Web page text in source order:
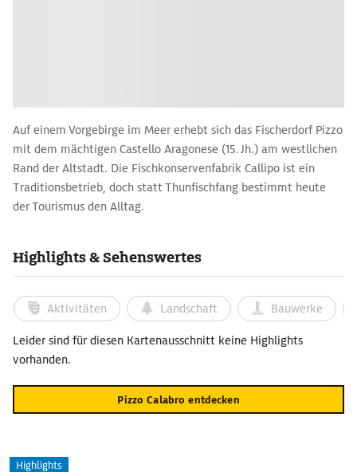
Auf einem Vorgebirge im Meer erhebt sich das Fischerdorf Pizzo
mit dem mächtigen Castello Aragonese (15. Jh.) am westlichen
Rand der Altstadt. Die Fischkonservenfabrik Callipo ist ein
Traditionsbetrieb, doch statt Thunfischfang bestimmt heute
der Tourismus den Alltag.
eine schokoladige Eisspezialität, die in der Gelateria Ercole
wie die französische Herrschaft in Süditalien 1815 endete, mit
der Hinrichtung von Joachim Murat, König von Neapel, für
dessen Gefangennahme die Bürger Pizzos eine Jahresration Salz
erhielten. Die Kirche San Giorgio aus dem 17. Jh. birgt sein
Piedigrotta, die Schiffbrüchige als Dank für ihre Rettung
stifteten. Die Heiligenfiguren sind aus dem 19. Jh.
Highlights & Sehenswertes
Aktivitäten Landschaft Bauwerke
Leider sind für diesen Kartenausschnitt keine Highlights
vorhanden.
Pizzo Calabro entdecken
Highlights